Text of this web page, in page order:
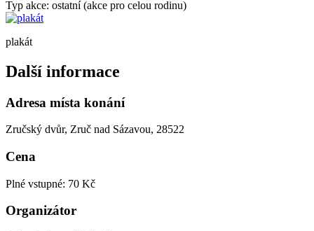
Typ akce: ostatní (akce pro celou rodinu)
plakát
Další informace
Adresa místa konání
Zručský dvůr, Zruč nad Sázavou, 28522
Cena
Plné vstupné: 70 Kč
Organizátor